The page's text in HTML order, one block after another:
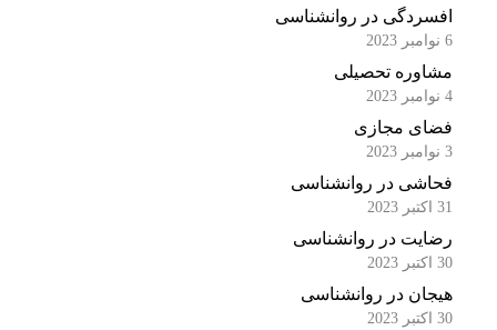
افسردگی در روانشناسی
مشاوره تحصیلی
فضای مجازی
فحاشی در روانشناسی
رضایت در روانشناسی
هیجان در روانشناسی